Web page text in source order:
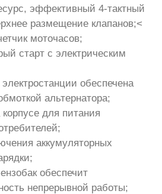
эффективный 4-тактный
размещение клапанов;<
моточасов;
старт с электрическим
обеспечена
альтернатора;
корпусе для питания
аккумуляторных
обеспечит
непрерывной работы;